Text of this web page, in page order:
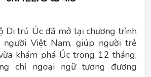
Di trú Úc đã mở lại chương trình
người Việt Nam, giúp người trẻ
khám phá Úc trong 12 tháng,
chỉ ngoại ngữ tương đương